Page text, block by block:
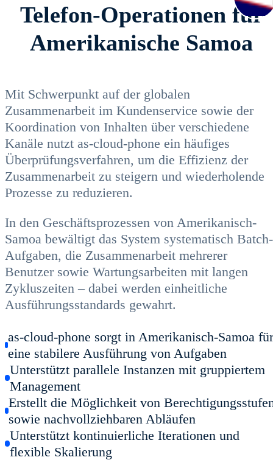
Telefon-Operationen für
Amerikanische Samoa
Mit Schwerpunkt auf der globalen
Zusammenarbeit im Kundenservice sowie der
Koordination von Inhalten über verschiedene
Kanäle nutzt as-cloud-phone ein häufiges
Überprüfungsverfahren, um die Effizienz der
Zusammenarbeit zu steigern und wiederholende
Prozesse zu reduzieren.
In den Geschäftsprozessen von Amerikanisch-
Samoa bewältigt das System systematisch Batch-
Aufgaben, die Zusammenarbeit mehrerer
Benutzer sowie Wartungsarbeiten mit langen
Zykluszeiten – dabei werden einheitliche
Ausführungsstandards gewahrt.
as-cloud-phone sorgt in Amerikanisch-Samoa
eine stabilere Ausführung von Aufgaben
Unterstützt parallele Instanzen mit gruppiertem
Management
Erstellt die Möglichkeit von
sowie nachvollziehbaren Abläufen
Unterstützt kontinuierliche Iterationen und
flexible Skalierung